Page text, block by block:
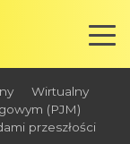
Wirtualny
(PJM)
przeszłości